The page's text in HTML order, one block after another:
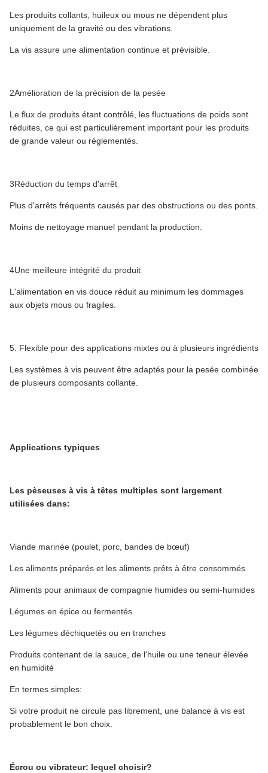
Les produits collants, huileux ou mous ne dépendent plus
uniquement de la gravité ou des vibrations.
La vis assure une alimentation continue et prévisible.
2Amélioration de la précision de la pesée
Le flux de produits étant contrôlé, les fluctuations de poids sont
réduites, ce qui est particulièrement important pour les produits
de grande valeur ou réglementés.
3Réduction du temps d'arrêt
Plus d'arrêts fréquents causés par des obstructions ou des ponts.
Moins de nettoyage manuel pendant la production.
4Une meilleure intégrité du produit
L'alimentation en vis douce réduit au minimum les dommages
aux objets mous ou fragiles.
5. Flexible pour des applications mixtes ou à plusieurs ingrédients
Les systèmes à vis peuvent être adaptés pour la pesée combinée
de plusieurs composants collante.
Applications typiques
Les pèseuses à vis à têtes multiples sont largement
utilisées dans:
Viande marinée (poulet, porc, bandes de bœuf)
Les aliments préparés et les aliments prêts à être consommés
Aliments pour animaux de compagnie humides ou semi-humides
Légumes en épice ou fermentés
Les légumes déchiquetés ou en tranches
Produits contenant de la sauce, de l'huile ou une teneur élevée
en humidité
En termes simples:
Si votre produit ne circule pas librement, une balance à vis est
probablement le bon choix.
Écrou ou vibrateur: lequel choisir?